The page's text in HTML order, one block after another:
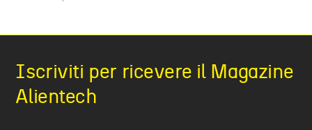
Iscriviti per ricevere il Magazine
Alientech